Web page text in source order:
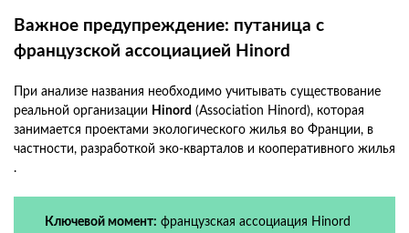
Важное предупреждение: путаница с
французской ассоциацией Hinord
При анализе названия необходимо учитывать существование
реальной организации Hinord (Association Hinord), которая
занимается проектами экологического жилья во Франции, в
частности, разработкой эко-кварталов и кооперативного жилья
.
Ключевой момент: французская ассоциация Hinord